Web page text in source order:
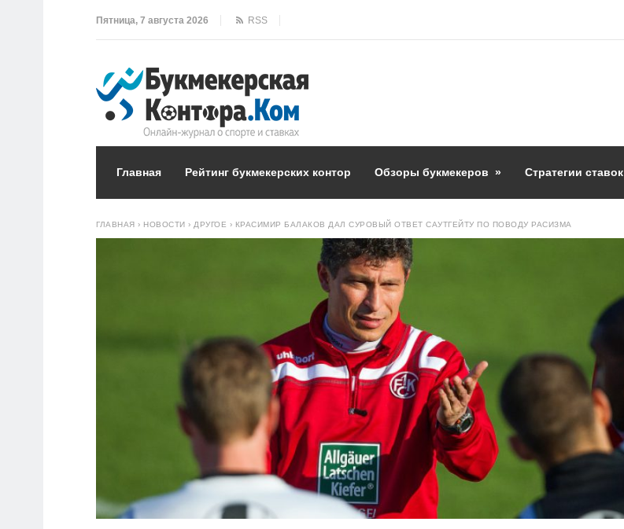
Пятница, 7 августа 2026 RSS
Главная Рейтинг букмекерских контор Обзоры букмекеров » Стратегии ставок
ГЛАВНАЯ › НОВОСТИ › ДРУГОЕ › КРАСИМИР БАЛАКОВ ДАЛ СУРОВЫЙ ОТВЕТ САУТГЕЙТУ ПО ПОВОДУ РАСИЗМА